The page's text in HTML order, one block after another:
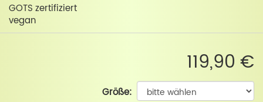
GOTS zertifiziert
vegan
119,90 €
Größe: